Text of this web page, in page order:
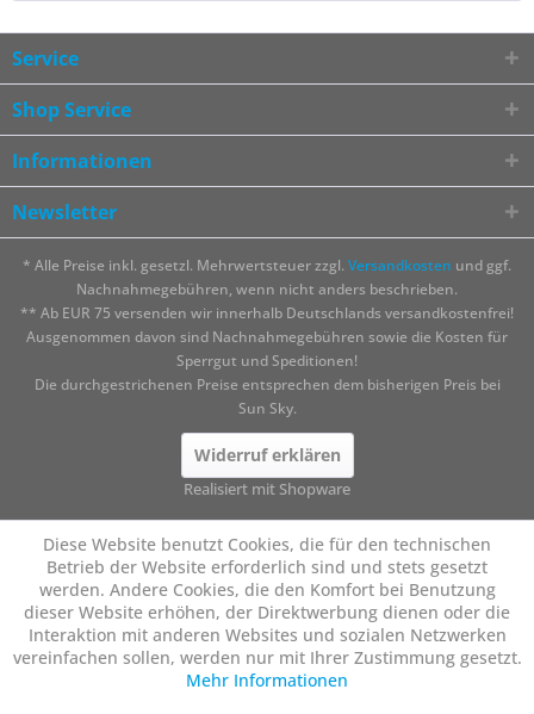
Service
Shop Service
Informationen
Newsletter
* Alle Preise inkl. gesetzl. Mehrwertsteuer zzgl. Versandkosten und ggf.
Nachnahmegebühren, wenn nicht anders beschrieben.
** Ab EUR 75 versenden wir innerhalb Deutschlands versandkostenfrei!
Ausgenommen davon sind Nachnahmegebühren sowie die Kosten für
Sperrgut und Speditionen!
Die durchgestrichenen Preise entsprechen dem bisherigen Preis bei
Sun Sky.
Widerruf erklären
Realisiert mit Shopware
Diese Website benutzt Cookies, die für den technischen
Betrieb der Website erforderlich sind und stets gesetzt
werden. Andere Cookies, die den Komfort bei Benutzung
dieser Website erhöhen, der Direktwerbung dienen oder die
Interaktion mit anderen Websites und sozialen Netzwerken
vereinfachen sollen, werden nur mit Ihrer Zustimmung gesetzt.
Mehr Informationen